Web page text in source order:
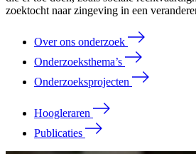
zoektocht naar zingeving in een
Over ons onderzoek
Onderzoeksthema’s
Onderzoeksprojecten
Hoogleraren
Publicaties